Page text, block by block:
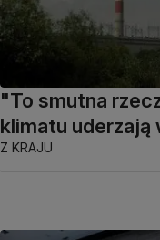
"To smutna
klimatu
Z KRAJU